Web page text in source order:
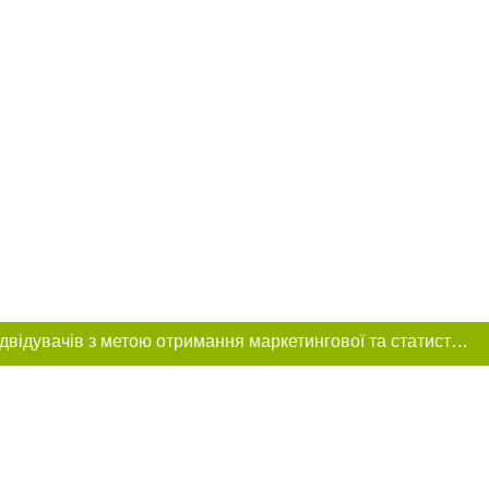
Цей сайт використовує «cookies». Також веб-сайт використовує інтернет-сервіс для збору технічних даних стосовно відвідувачів з метою отримання маркетингової та статистичної інформації. Умови обробки даних відвідувачів сайту див.